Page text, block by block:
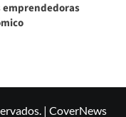
emprendedoras
| CoverNews